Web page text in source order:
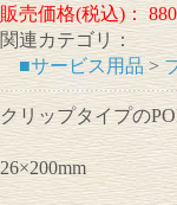
販売価格(税込)： 880
関連カテゴリ：
■サービス用品 >
クリップタイプの
26×200mm